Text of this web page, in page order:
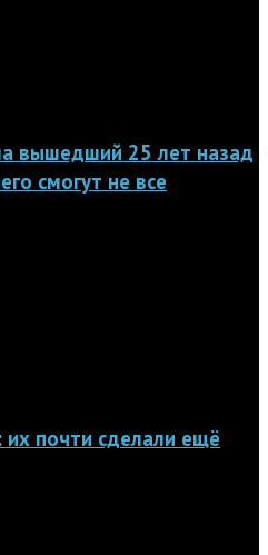
вышедший 25 лет назад
смогут не все
почти сделали ещё